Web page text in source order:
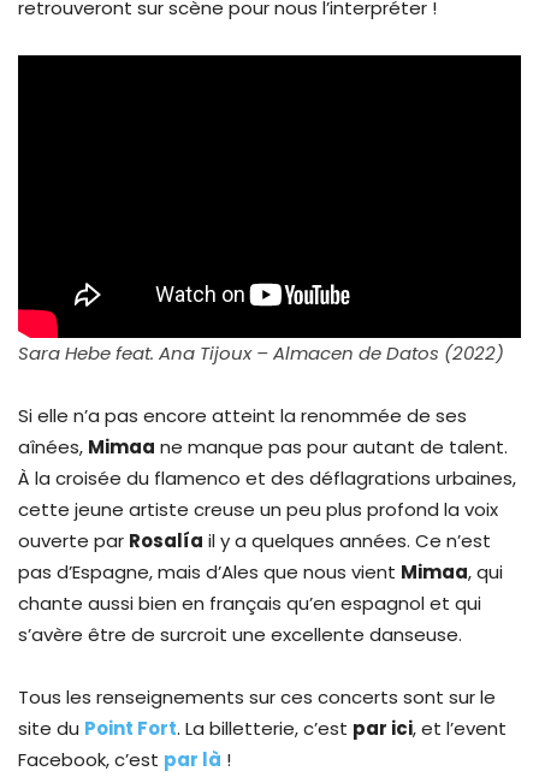
retrouveront sur scène pour nous l’interpréter !
Sara Hebe feat. Ana Tijoux – Almacen de Datos (2022)
Si elle n’a pas encore atteint la renommée de ses
aînées, Mimaa ne manque pas pour autant de talent.
À la croisée du flamenco et des déflagrations urbaines,
cette jeune artiste creuse un peu plus profond la voix
ouverte par Rosalía il y a quelques années. Ce n’est
pas d’Espagne, mais d’Ales que nous vient Mimaa, qui
chante aussi bien en français qu’en espagnol et qui
s’avère être de surcroit une excellente danseuse.
Tous les renseignements sur ces concerts sont sur le
site du Point Fort. La billetterie, c’est par ici, et l’event
Facebook, c’est par là !